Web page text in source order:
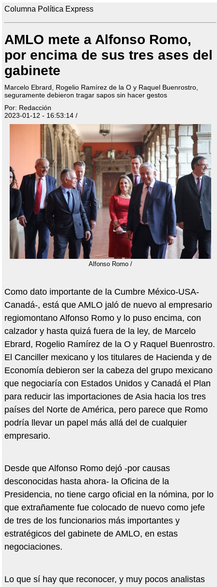
Columna Política Express
AMLO mete a Alfonso Romo,
por encima de sus tres ases del
gabinete
Marcelo Ebrard, Rogelio Ramírez de la O y Raquel Buenrostro,
seguramente debieron tragar sapos sin hacer gestos
Por: Redacción
2023-01-12 - 16:53:14 /
Alfonso Romo /
Como dato importante de la Cumbre México-USA-
Canadá-, está que AMLO jaló de nuevo al empresario
regiomontano Alfonso Romo y lo puso encima, con
calzador y hasta quizá fuera de la ley, de Marcelo
Ebrard, Rogelio Ramírez de la O y Raquel Buenrostro.
El Canciller mexicano y los titulares de Hacienda y de
Economía debieron ser la cabeza del grupo mexicano
que negociaría con Estados Unidos y Canadá el Plan
para reducir las importaciones de Asia hacia los tres
países del Norte de América, pero parece que Romo
podría llevar un papel más allá del de cualquier
empresario.
Desde que Alfonso Romo dejó -por causas
desconocidas hasta ahora- la Oficina de la
Presidencia, no tiene cargo oficial en la nómina, por lo
que extrañamente fue colocado de nuevo como jefe
de tres de los funcionarios más importantes y
estratégicos del gabinete de AMLO, en estas
negociaciones.
Lo que sí hay que reconocer, y muy pocos analistas